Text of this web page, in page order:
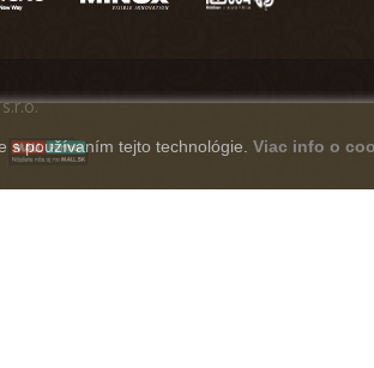
s používaním tejto technológie. Viac info o